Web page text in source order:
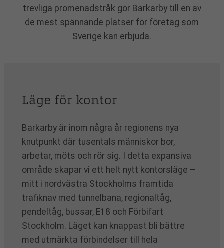
trevliga promenadstråk gör Barkarby till en av
de mest spännande platser för företag som
Sverige kan erbjuda.
Läge för kontor
Barkarby är inom några år regionens nya
knutpunkt där tusentals människor bor,
arbetar, möts och rör sig. I detta expansiva
område skapar vi ett helt nytt kontorsläge –
mitt i nordvästra Stockholms framtida
trafiknav med tunnelbana, regionaltåg,
pendeltåg, bussar, E18 och Förbifart
Stockholm. Läget kan knappast bli bättre
med utmärkta förbindelser till hela